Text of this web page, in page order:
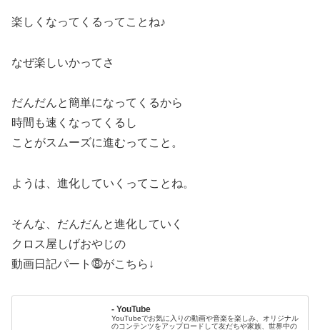
楽しくなってくるってことね♪
なぜ楽しいかってさ
だんだんと簡単になってくるから
時間も速くなってくるし
ことがスムーズに進むってこと。
ようは、進化していくってことね。
そんな、だんだんと進化していく
クロス屋しげおやじの
動画日記パート⓼がこちら↓
- YouTube
YouTubeでお気に入りの動画や音楽を楽しみ、オリジナル
のコンテンツをアップロードして友だちや家族、世界中の